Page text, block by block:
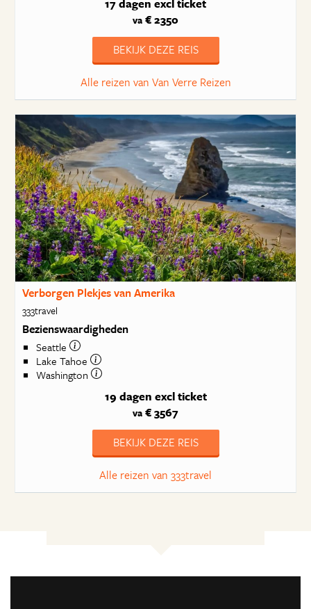
17 dagen excl ticket
va € 2350
BEKIJK DEZE REIS
Alle reizen van Van Verre Reizen
Verborgen Plekjes van Amerika
333travel
Bezienswaardigheden
Seattle
Lake Tahoe
Washington
19 dagen excl ticket
va € 3567
BEKIJK DEZE REIS
Alle reizen van 333travel